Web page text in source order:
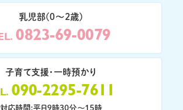
乳児部(0〜2歳)
0823-69-0079
子育て支援・一時預かり
090-2295-7611
対応時間:平日9時30分〜15時